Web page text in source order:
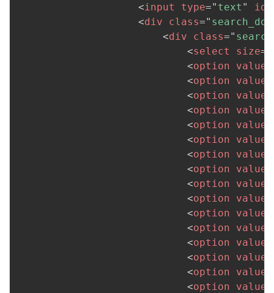
<input type=" text " id
<div class="
<div class="
<select size=
<option value
<option value
<option value
<option value
<option value
<option value
<option value
<option value
<option value
<option value
<option value
<option value
<option value
<option value
<option value
<option value